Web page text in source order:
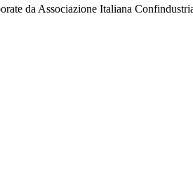
da Associazione Italiana